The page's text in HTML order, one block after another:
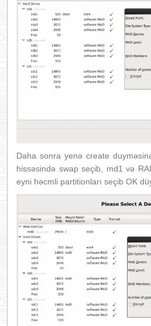
Daha sonra yenə create
hissəsində swap seçib, md1 və
eyni həcmli partitionları seçib OK